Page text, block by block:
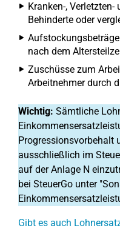
Kranken-,
Behinderte oder
nach dem
Zuschüsse zum
Arbeitnehmer durch
Wichtig: Sämtliche
Progressionsvorbehalt
ausschließlich im
auf der Anlage N
bei SteuerGo unter
Gibt es auch